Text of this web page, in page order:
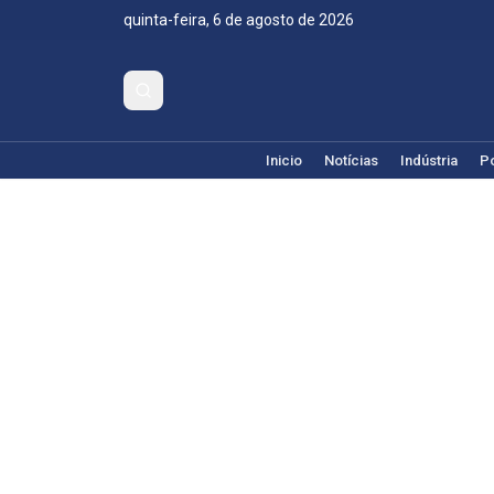
quinta-feira, 6 de agosto de 2026
Inicio Notícias Indústria